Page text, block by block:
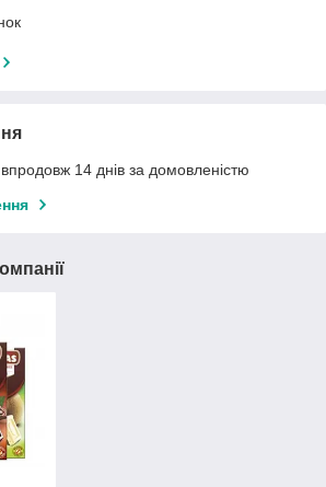
14 днів за домовленістю